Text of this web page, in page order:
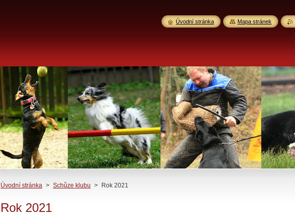
Úvodní stránka > Schůze klubu > Rok 2021
Rok 2021
Úvodní stránka Mapa stránek